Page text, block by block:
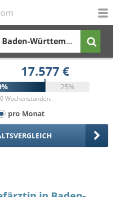
Württemberg
17.577 €
25%
Wochenstunden.
pro Monat